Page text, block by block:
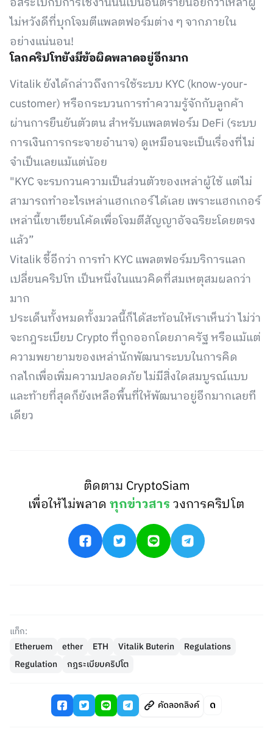
ไม่หวังดีที่บุกโจมตีแพลตฟอร์มต่าง ๆ จากภายใน
อย่างแน่นอน!
โลกคริปโทยังมีข้อผิดพลาดอยู่อีกมาก
Vitalik ยังได้กล่าวถึงการใช้ระบบ KYC (know-your-
customer) หรือกระบวนการทำความรู้จักกับลูกค้า
ผ่านการยืนยันตัวตน สำหรับแพลตฟอร์ม DeFi (ระบบ
การเงินการกระจายอำนาจ) ดูเหมือนจะเป็นเรื่องที่ไม่
จำเป็นเลยแม้แต่น้อย
"KYC จะรบกวนความเป็นส่วนตัวของเหล่าผู้ใช้ แต่ไม่
สามารถทำอะไรเหล่าแฮกเกอร์ได้เลย เพราะแฮกเกอร์
เหล่านี้เขาเขียนโค้ดเพื่อโจมตีสัญญาอัจฉริยะโดยตรง
แล้ว”
Vitalik ชี้อีกว่า การทำ KYC แพลตฟอร์มบริการแลก
เปลี่ยนคริปโท เป็นหนึ่งในแนวคิดที่สมเหตุสมผลกว่า
มาก
ประเด็นทั้งหมดทั้งมวลนี้ก็ได้สะท้อนให้เราเห็นว่า ไม่ว่า
จะกฎระเบียบ Crypto ที่ถูกออกโดยภาครัฐ หรือแม้แต่
ความพยายามของเหล่านักพัฒนาระบบในการคิด
กลไกเพื่อเพิ่มความปลอดภัย ไม่มีสิ่งใดสมบูรณ์แบบ
และท้ายที่สุดก็ยังเหลือพื้นที่ให้พัฒนาอยู่อีกมากเลยที
เดียว
ติดตาม CryptoSiam
เพื่อให้ไม่พลาดทุกข่าวสารวงการคริปโต
แท็ก:
Etheruem
ether ETH Vitalik Buterin
Regulations
Regulation
กฎระเบียบคริปโต
คัดลอกลิงค์